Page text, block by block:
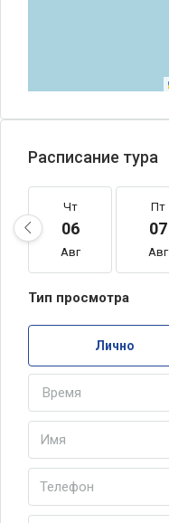
Расписание тура
Чт
06
Авг
Пт
07
Авг
Тип просмотра
Лично
Время